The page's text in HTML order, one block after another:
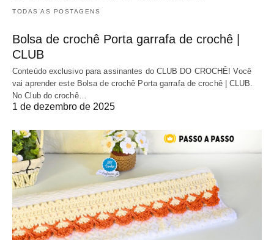
TODAS AS POSTAGENS
Bolsa de crochê Porta garrafa de crochê |
CLUB
Conteúdo exclusivo para assinantes do CLUB DO CROCHÊ! Você
vai aprender este Bolsa de crochê Porta garrafa de crochê | CLUB.
No Club do crochê…
1 de dezembro de 2025